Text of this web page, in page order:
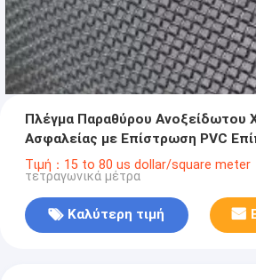
Πλέγμα Παραθύρου Ανοξείδωτου
Ασφαλείας με Επίστρωση PVC
Πολλαπλών Διαστάσεων
Τιμή：15 to 80 us dollar/square meter
τετραγωνικά μέτρα
Καλύτερη τιμή